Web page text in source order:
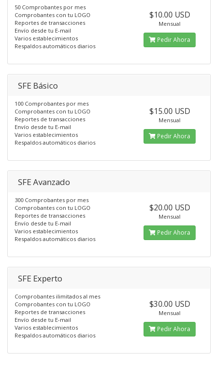
50 Comprobantes por mes
Comprobantes con tu LOGO
Reportes de transacciones
Envío desde tu E-mail
Varios establecimientos
Respaldos automáticos diarios
$10.00 USD
Mensual
Pedir Ahora
SFE Básico
100 Comprobantes por mes
Comprobantes con tu LOGO
Reportes de transacciones
Envío desde tu E-mail
Varios establecimientos
Respaldos automáticos diarios
$15.00 USD
Mensual
Pedir Ahora
SFE Avanzado
300 Comprobantes por mes
Comprobantes con tu LOGO
Reportes de transacciones
Envío desde tu E-mail
Varios establecimientos
Respaldos automáticos diarios
$20.00 USD
Mensual
Pedir Ahora
SFE Experto
Comprobantes ilimitados al mes
Comprobantes con tu LOGO
Reportes de transacciones
Envío desde tu E-mail
Varios establecimientos
Respaldos automáticos diarios
$30.00 USD
Mensual
Pedir Ahora